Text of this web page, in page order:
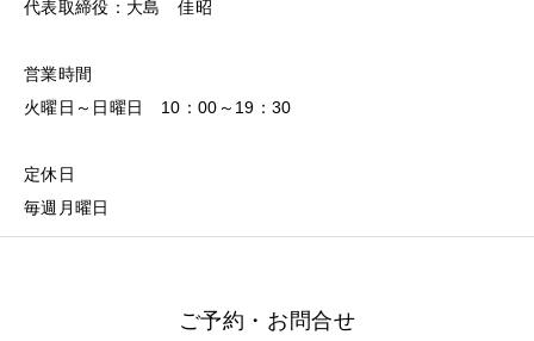
代表取締役：大島 佳昭
営業時間
火曜日～日曜日 10：00～19：30
定休日
毎週月曜日
ご予約・お問合せ